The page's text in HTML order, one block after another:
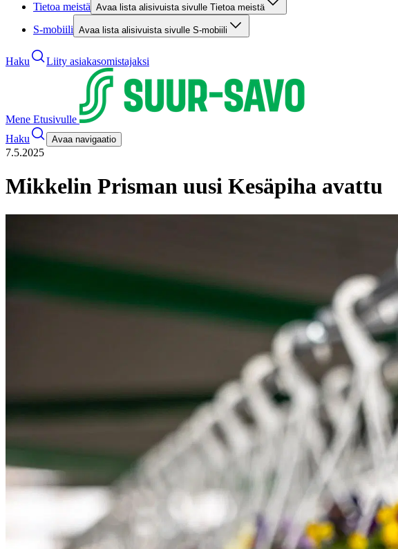
Tietoa meistä Avaa lista alisivuista sivulle Tietoa meistä
S-mobiili Avaa lista alisivuista sivulle S-mobiili
Haku Liity asiakasomistajaksi
Mene Etusivulle
Haku
Avaa navigaatio
7.5.2025
Mikkelin Prisman uusi Kesäpiha avattu